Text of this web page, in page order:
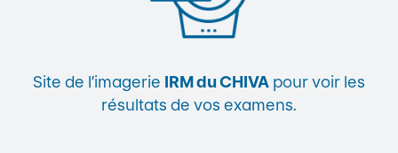
Site de l’imagerie IRM du CHIVA pour voir les
résultats de vos examens.